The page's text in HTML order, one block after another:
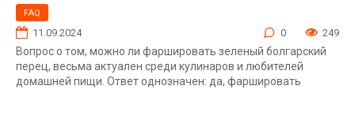
FAQ
11.09.2024 0 249
Вопрос о том, можно ли фаршировать зеленый болгарский
перец, весьма актуален среди кулинаров и любителей
домашней пищи. Ответ однозначен: да, фаршировать